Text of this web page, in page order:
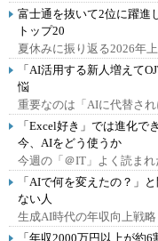
富士通を抜いて2位に躍
トップ20
夏休みに振り返る2026年
「AI活用する新人増えて
悩
重要なのは「AIに代替さ
「Excel好き」では進化で
今、AIをどう使うか
今週の「＠IT」よく読まれ
「AIで何を変えたの？」
ない人
生成AI時代の年収向上戦略
「年収2000万円以上が約